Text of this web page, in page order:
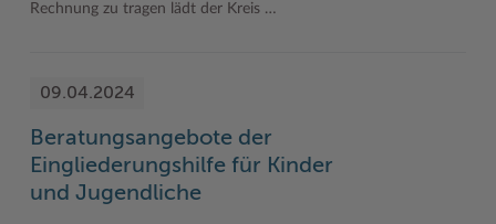
Rechnung zu tragen lädt der Kreis …
09.04.2024
Beratungsangebote der
Eingliederungshilfe für Kinder
und Jugendliche